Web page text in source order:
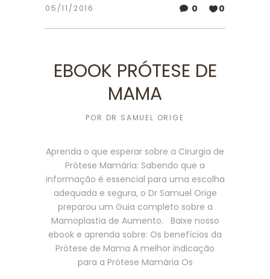
05/11/2016 0 0
EBOOK PRÓTESE DE
MAMA
POR DR SAMUEL ORIGE
Aprenda o que esperar sobre a Cirurgia de
Prótese Mamária: Sabendo que a
informação é essencial para uma escolha
adequada e segura, o Dr Samuel Orige
preparou um Guia completo sobre a
Mamoplastia de Aumento. Baixe nosso
ebook e aprenda sobre: Os benefícios da
Prótese de Mama A melhor indicação
para a Prótese Mamária Os